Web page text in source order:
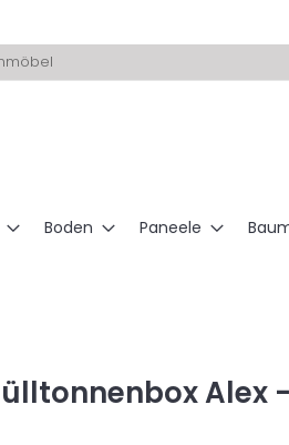
Boden Paneele
Alex